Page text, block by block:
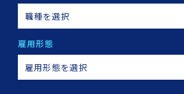
職種を選択
雇用形態
雇用形態を選択